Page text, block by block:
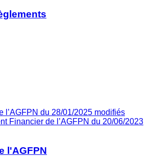
l’AGFPN du 28/01/2025 modifiés
Financier de l’AGFPN du 20/06/2023
l'AGFPN